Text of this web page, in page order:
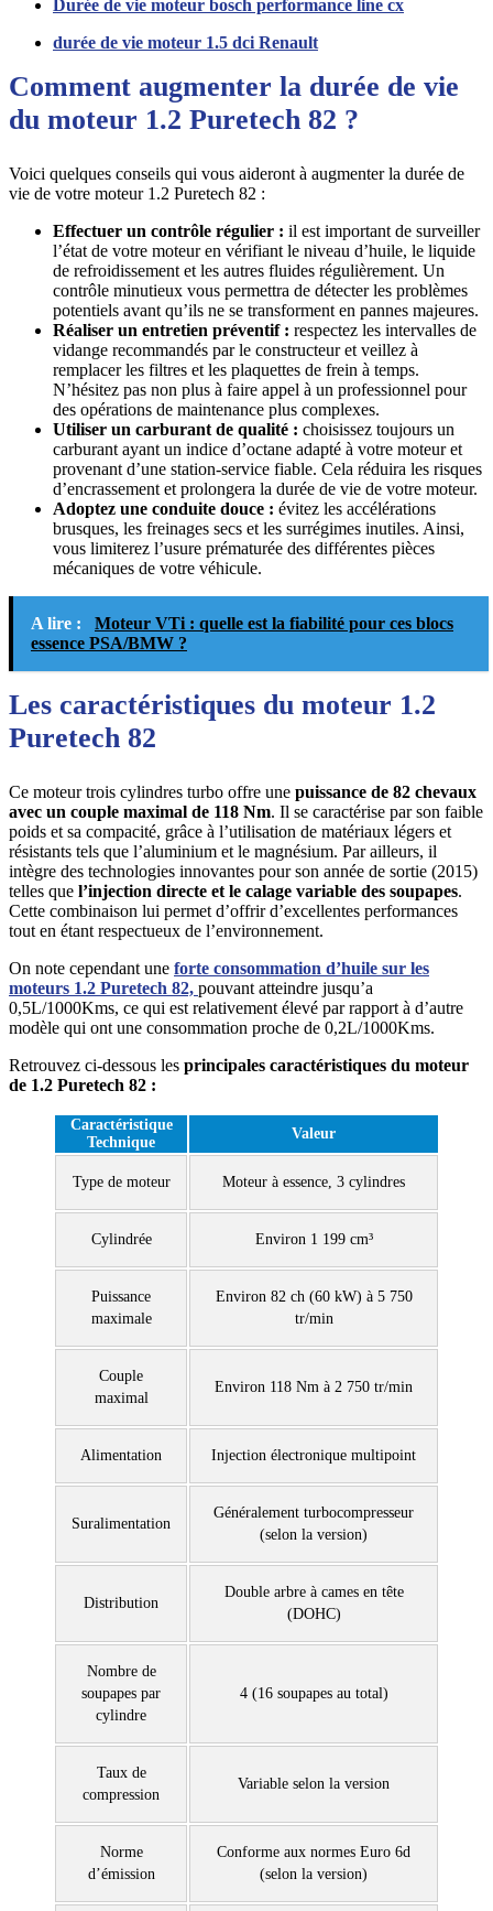
Durée de vie moteur bosch performance line cx
durée de vie moteur 1.5 dci Renault
Comment augmenter la durée de vie
du moteur 1.2 Puretech 82 ?
Voici quelques conseils qui vous aideront à augmenter la durée de
vie de votre moteur 1.2 Puretech 82 :
Effectuer un contrôle régulier : il est important de surveiller
l’état de votre moteur en vérifiant le niveau d’huile, le liquide
de refroidissement et les autres fluides régulièrement. Un
contrôle minutieux vous permettra de détecter les problèmes
potentiels avant qu’ils ne se transforment en pannes majeures.
Réaliser un entretien préventif : respectez les intervalles de
vidange recommandés par le constructeur et veillez à
remplacer les filtres et les plaquettes de frein à temps.
N’hésitez pas non plus à faire appel à un professionnel pour
des opérations de maintenance plus complexes.
Utiliser un carburant de qualité : choisissez toujours un
carburant ayant un indice d’octane adapté à votre moteur et
provenant d’une station-service fiable. Cela réduira les risques
d’encrassement et prolongera la durée de vie de votre moteur.
Adoptez une conduite douce : évitez les accélérations
brusques, les freinages secs et les surrégimes inutiles. Ainsi,
vous limiterez l’usure prématurée des différentes pièces
mécaniques de votre véhicule.
A lire :
Moteur VTi : quelle est la fiabilité pour ces blocs
essence PSA/BMW ?
Les caractéristiques du moteur 1.2
Puretech 82
Ce moteur trois cylindres turbo offre une puissance de 82 chevaux
avec un couple maximal de 118 Nm. Il se caractérise par son faible
poids et sa compacité, grâce à l’utilisation de matériaux légers et
résistants tels que l’aluminium et le magnésium. Par ailleurs, il
intègre des technologies innovantes pour son année de sortie (2015)
telles que l’injection directe et le calage variable des soupapes.
Cette combinaison lui permet d’offrir d’excellentes performances
tout en étant respectueux de l’environnement.
On note cependant une forte consommation d’huile sur les
moteurs 1.2 Puretech 82, pouvant atteindre jusqu’a
0,5L/1000Kms, ce qui est relativement élevé par rapport à d’autre
modèle qui ont une consommation proche de 0,2L/1000Kms.
Retrouvez ci-dessous les principales caractéristiques du moteur
de 1.2 Puretech 82 :
Caractéristique
Technique
Valeur
Type de moteur Moteur à essence, 3 cylindres
Cylindrée Environ 1 199 cm³
Puissance
maximale
Environ 82 ch (60 kW) à 5 750
tr/min
Couple
maximal
Environ 118 Nm à 2 750 tr/min
Alimentation Injection électronique multipoint
Suralimentation
Généralement turbocompresseur
(selon la version)
Distribution
Double arbre à cames en tête
(DOHC)
Nombre de
soupapes par
cylindre
4 (16 soupapes au total)
Taux de
compression
Variable selon la version
Norme
d’émission
Conforme aux normes Euro 6d
(selon la version)